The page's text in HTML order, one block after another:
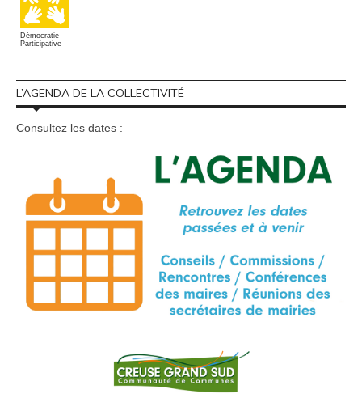
Démocratie
Participative
L’AGENDA DE LA COLLECTIVITÉ
Consultez les dates :